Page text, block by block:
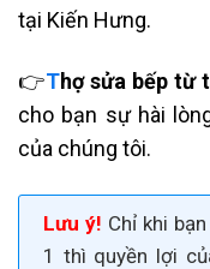
tại Kiến Hưng.
👉Thợ sửa bếp từ
cho bạn sự hài
của chúng tôi.
Lưu ý! Chỉ khi
1 thì quyền lợi